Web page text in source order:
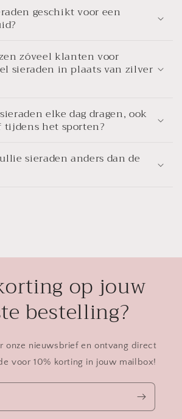
geschikt voor een
zóveel klanten voor
sieraden in plaats van zilver
elke dag dragen, ook
tijdens het sporten?
sieraden anders dan de
op jouw
bestelling?
onze nieuwsbrief en ontvang direct
voor 10% korting in jouw mailbox!